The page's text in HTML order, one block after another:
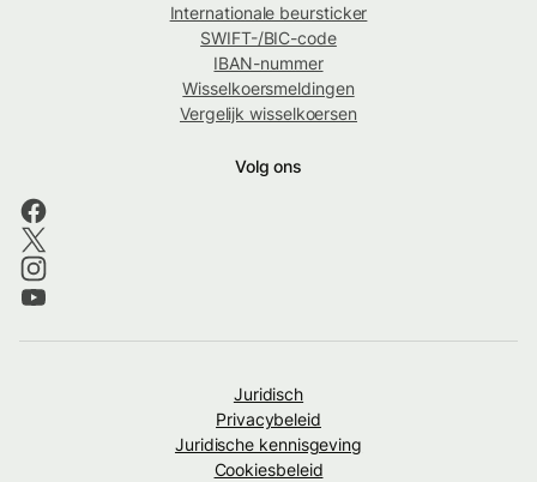
Internationale beursticker
SWIFT-/BIC-code
IBAN-nummer
Wisselkoersmeldingen
Vergelijk wisselkoersen
Volg ons
Juridisch
Privacybeleid
Juridische kennisgeving
Cookiesbeleid